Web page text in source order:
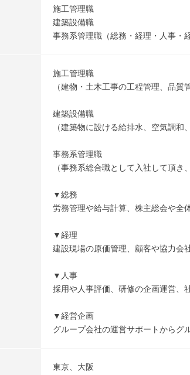
施工管理職
建築設備職
事務系管理職（総務・経理・人事・
施工管理職
（建物・土木工事の工程管理、品質
建築設備職
（建築物に設ける給排水、空気調和
事務系管理職
（事務系総合職として入社して頂
▼総務
労務管理や給与計算、株主総会や全
▼経理
建設現場の原価管理、顧客や協力会
▼人事
採用や人事評価、研修の企画運営、
▼経営企画
グループ会社の運営サポートからグ
東京、大阪